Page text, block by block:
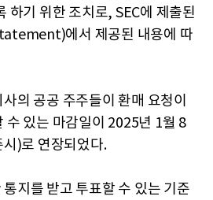
하기 위한 조치로, SEC에 제출된
에서 제공된 내용에 따
의 공공 주주들이 환매 요청이
수 있는 마감일이 2025년 1월 8
)로 연장되었다.
지를 받고 투표할 수 있는 기준